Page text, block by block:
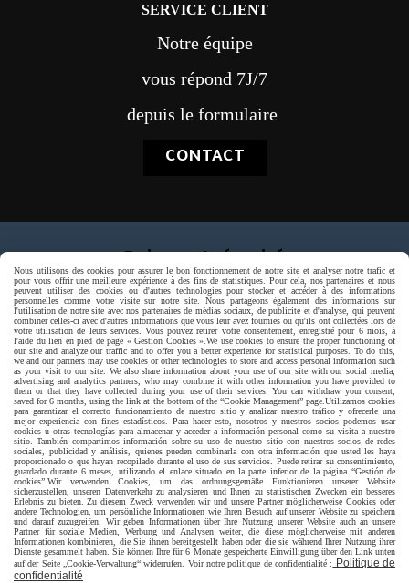
SERVICE CLIENT
Notre équipe
vous répond 7J/7
depuis le formulaire
CONTACT
Paiement sécurisé
Livraison rapide
Nous utilisons des cookies pour assurer le bon fonctionnement de notre site et analyser notre trafic et
pour vous offrir une meilleure expérience à des fins de statistiques. Pour cela, nos partenaires et nous
peuvent utiliser des cookies ou d'autres technologies pour stocker et accéder à des informations
personnelles comme votre visite sur notre site. Nous partageons également des informations sur
l'utilisation de notre site avec nos partenaires de médias sociaux, de publicité et d'analyse, qui peuvent
combiner celles-ci avec d'autres informations que vous leur avez fournies ou qu'ils ont collectées lors de
votre utilisation de leurs services. Vous pouvez retirer votre consentement, enregistré pour 6 mois, à
l'aide du lien en pied de page « Gestion Cookies ». We use cookies to ensure the proper functioning of
our site and analyze our traffic and to offer you a better experience for statistical purposes. To do this,
we and our partners may use cookies or other technologies to store and access personal information such
as your visit to our site. We also share information about your use of our site with our social media,
advertising and analytics partners, who may combine it with other information you have provided to
them or that they have collected during your use of their services. You can withdraw your consent,
saved for 6 months, using the link at the bottom of the “Cookie Management” page. Utilizamos cookies
para garantizar el correcto funcionamiento de nuestro sitio y analizar nuestro tráfico y ofrecerle una
mejor experiencia con fines estadísticos. Para hacer esto, nosotros y nuestros socios podemos usar
cookies u otras tecnologías para almacenar y acceder a información personal como su visita a nuestro
sitio. También compartimos información sobre su uso de nuestro sitio con nuestros socios de redes
sociales, publicidad y análisis, quienes pueden combinarla con otra información que usted les haya
proporcionado o que hayan recopilado durante el uso de sus servicios. Puede retirar su consentimiento,
guardado durante 6 meses, utilizando el enlace situado en la parte inferior de la página “Gestión de
cookies”. Wir verwenden Cookies, um das ordnungsgemäße Funktionieren unserer Website
sicherzustellen, unseren Datenverkehr zu analysieren und Ihnen zu statistischen Zwecken ein besseres
Erlebnis zu bieten. Zu diesem Zweck verwenden wir und unsere Partner möglicherweise Cookies oder
andere Technologien, um persönliche Informationen wie Ihren Besuch auf unserer Website zu speichern
und darauf zuzugreifen. Wir geben Informationen über Ihre Nutzung unserer Website auch an unsere
Partner für soziale Medien, Werbung und Analysen weiter, die diese möglicherweise mit anderen
Informationen kombinieren, die Sie ihnen bereitgestellt haben oder die sie während Ihrer Nutzung ihrer
Dienste gesammelt haben. Sie können Ihre für 6 Monate gespeicherte Einwilligung über den Link unten
auf der Seite „Cookie-Verwaltung“ widerrufen. Voir notre politique de confidentialité :
Politique de
confidentialité